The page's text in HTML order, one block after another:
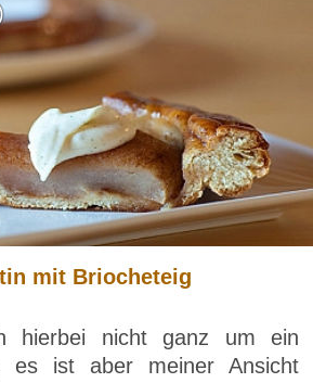
mit Briocheteig
hierbei nicht ganz um ein
es ist aber meiner Ansicht